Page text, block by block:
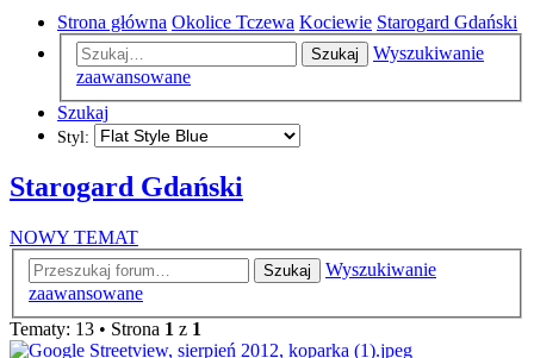
Strona główna Okolice Tczewa Kociewie Starogard Gdański
Szukaj
Wyszukiwanie
zaawansowane
Szukaj
Styl:
Starogard Gdański
NOWY TEMAT
Szukaj
Wyszukiwanie
zaawansowane
Tematy: 13 • Strona 1 z 1